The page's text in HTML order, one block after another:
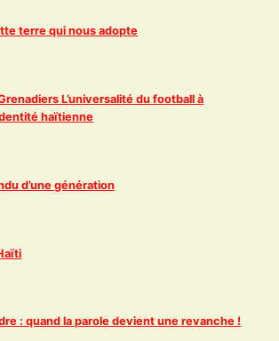
terre qui nous adopte
L’universalité du football à
haïtienne
d’une génération
: quand la parole devient une revanche !